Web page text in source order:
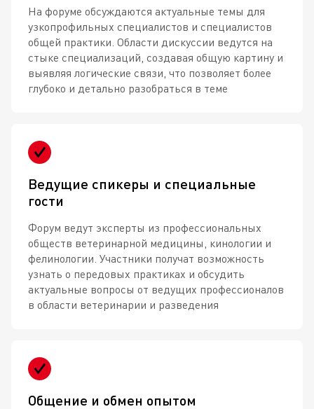
На форуме обсуждаются актуальные темы для
узкопрофильных специалистов и специалистов
общей практики. Области дискуссии ведутся на
стыке специализаций, создавая общую картину и
выявляя логические связи, что позволяет более
глубоко и детально разобраться в теме
Ведущие спикеры и специальные
гости
Форум ведут эксперты из профессиональных
обществ ветеринарной медицины, кинологии и
фелинологии. Участники получат возможность
узнать о передовых практиках и обсудить
актуальные вопросы от ведущих профессионалов
в области ветеринарии и разведения
Общение и обмен опытом